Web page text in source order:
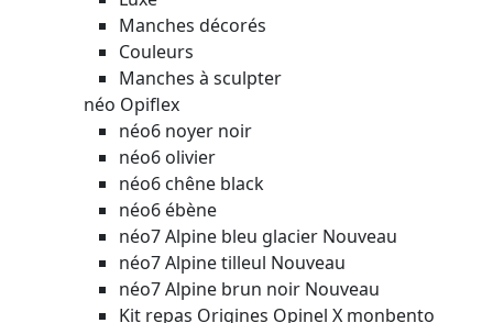
Manches décorés
Couleurs
Manches à sculpter
néo Opiflex
néo6 noyer noir
néo6 olivier
néo6 chêne black
néo6 ébène
néo7 Alpine bleu glacier Nouveau
néo7 Alpine tilleul Nouveau
néo7 Alpine brun noir Nouveau
Kit repas Origines Opinel X monbento